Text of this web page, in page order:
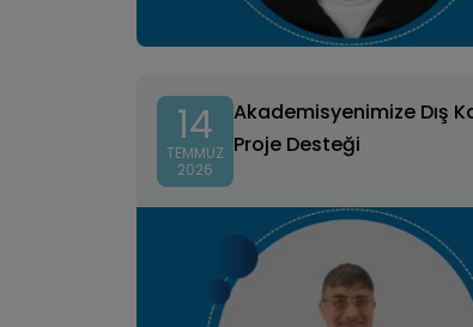
14
TEMMUZ
2026
Akademisyenimize Dış
Proje Desteği